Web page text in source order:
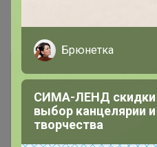
Брюнетка
СИМА-ЛЕНД скидки
выбор канцелярии
творчества